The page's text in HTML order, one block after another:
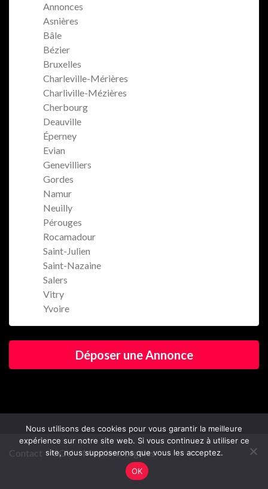
Annonces
Asnières
Bâle
Bézier
Bruxelles
Charleville-Mérières
Charliville-Mézières
Cherbourg
Deauville
Éperney
Evian
Genevilliers
Gordes
Namur
Neuilly
Pérouges
Rocamadour
Saint-Julien
Saint-Nazaine
Salers
Vitry
Yvoire
Déposer une Annonce
Contact CGU Mentions Légales
Nous utilisons des cookies pour vous garantir la meilleure
expérience sur notre site web. Si vous continuez à utiliser ce
site, nous supposerons que vous les acceptez.
OK